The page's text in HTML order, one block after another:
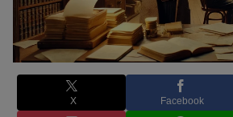
X Facebook